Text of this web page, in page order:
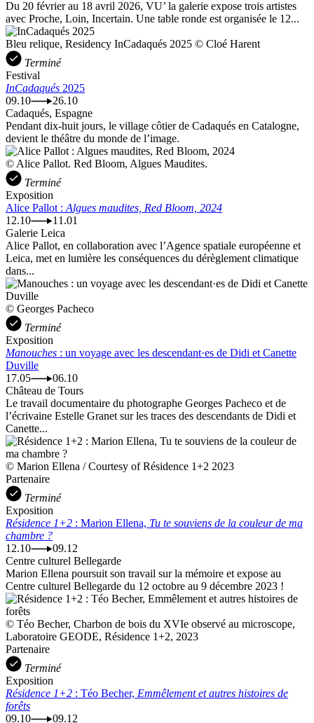
Du 20 février au 18 avril 2026, VU’ la galerie expose trois artistes
avec Proche, Loin, Incertain. Une table ronde est organisée le 12...
Bleu relique, Residency InCadaqués 2025 © Cloé Harent
Terminé
Festival
InCadaqués 2025
09.10
26.10
Cadaqués, Espagne
Pendant dix-huit jours, le village côtier de Cadaqués en Catalogne,
devient le théâtre du monde de l’image.
© Alice Pallot. Red Bloom, Algues Maudites.
Terminé
Exposition
Alice Pallot : Algues maudites, Red Bloom, 2024
12.10
11.01
Galerie Leica
Alice Pallot, en collaboration avec l’Agence spatiale européenne et
Leica, met en lumière les conséquences du dérèglement climatique
dans...
© Georges Pacheco
Terminé
Exposition
Manouches : un voyage avec les descendant·es de Didi et Canette
Duville
17.05
06.10
Château de Tours
Le travail documentaire du photographe Georges Pacheco et de
l’écrivaine Estelle Granet sur les traces des descendants de Didi et
Canette...
© Marion Ellena / Courtesy of Résidence 1+2 2023
Partenaire
Terminé
Exposition
Résidence 1+2 : Marion Ellena, Tu te souviens de la couleur de ma
chambre ?
12.10
09.12
Centre culturel Bellegarde
Marion Ellena poursuit son travail sur la mémoire et expose au
Centre culturel Bellegarde du 12 octobre au 9 décembre 2023 !
© Téo Becher, Charbon de bois du XVIe observé au microscope,
Laboratoire GEODE, Résidence 1+2, 2023
Partenaire
Terminé
Exposition
Résidence 1+2 : Téo Becher, Emmêlement et autres histoires de
forêts
09.10
09.12